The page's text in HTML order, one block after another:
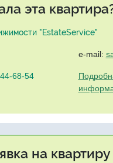
эта
"EstateService"
68-54
e-mail:
на